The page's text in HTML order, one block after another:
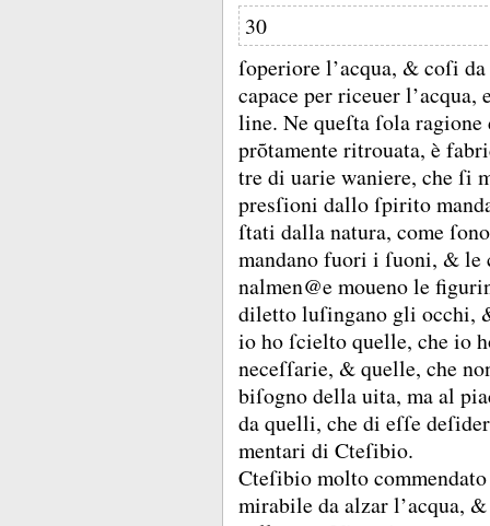
30
ſoperiore l’acqua, &coſi
capace per riceuer l’acqua,
line. Ne queſta ſola
prõtamente ritrouata, è
tre di uarie waniere, che ſi
presſioni dallo ſpirito
ſtati dalla natura, come
mandano fuori i ſuoni, &le
nalmen@e moueno le
diletto luſingano gli occhi,
io ho ſcielto quelle, che io
neceſſarie, &quelle, che
biſogno della uita, ma al
da quelli, che di eſſe
mentari di Cteſibio.
Cteſibio molto
mirabile da alzar l’acqua,